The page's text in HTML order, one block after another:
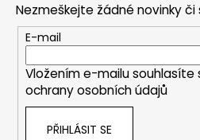
Nezmeškejte žádné novinky či
E-mail
Vložením e-mailu souhlasíte
ochrany osobních údajů
PŘIHLÁSIT SE